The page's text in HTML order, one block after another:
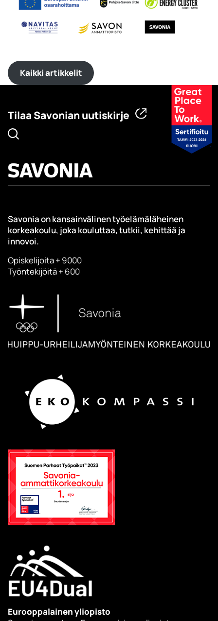
Kaikki artikkelit
Tilaa Savonian uutiskirje
Savonia on kansainvälinen työelämäläheinen
korkeakoulu, joka kouluttaa, tutkii, kehittää ja
innovoi.
Opiskelijoita + 9000
Työntekijöitä + 600
Eurooppalainen yliopisto